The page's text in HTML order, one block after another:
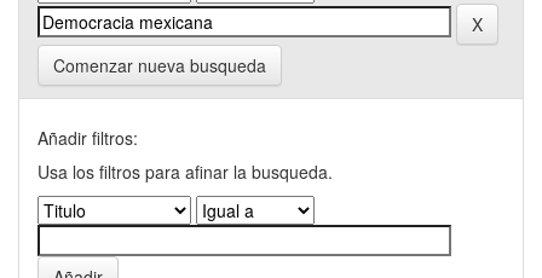
Comenzar nueva busqueda
Añadir filtros:
Usa los filtros para afinar la busqueda.